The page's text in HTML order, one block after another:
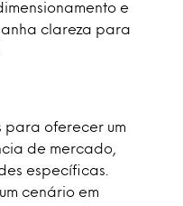
e
clareza para
para oferecer um
de mercado,
específicas.
cenário em